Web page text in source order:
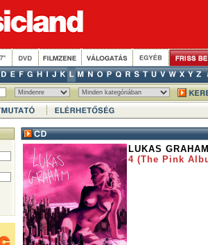
LUKAS
4 (The Pink